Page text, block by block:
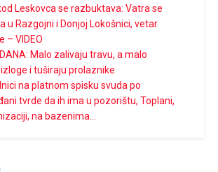
Leskovca se razbuktava: Vatra se
u Razgojni i Donjoj Lokošnici, vetar
– VIDEO
Malo zalivaju travu, a malo
i tuširaju prolaznike
na platnom spisku svuda po
tvrde da ih ima u pozorištu, Toplani,
na bazenima…